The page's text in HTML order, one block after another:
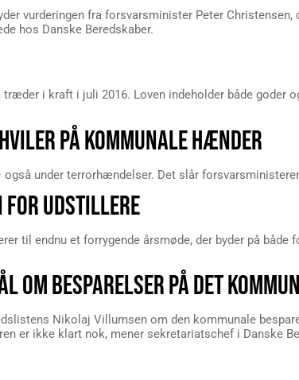
vurderingen fra forsvarsminister Peter
hos Danske Beredskaber.
i kraft i juli 2016. Loven indeholder både goder
PÅ KOMMUNALE HÆNDER
under terrorhændelser. Det slår
UDSTILLERE
til endnu et forrygende årsmøde, der byder på
OM BESPARELSER PÅ DET
Nikolaj Villumsen om den kommunale
er ikke klart nok, mener sekretariatschef i Danske